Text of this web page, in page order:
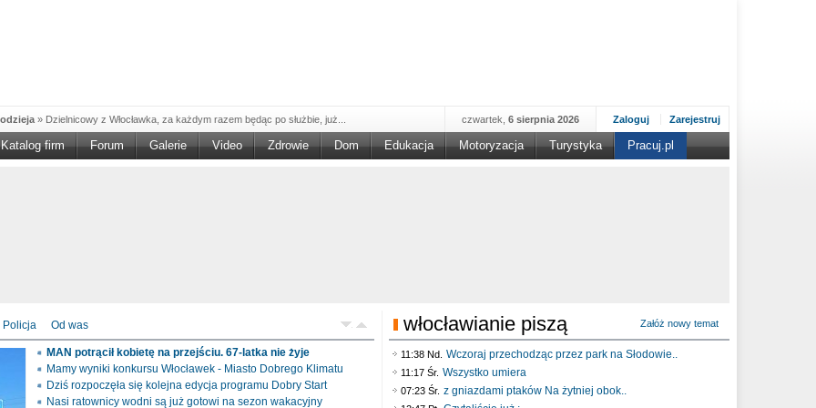
» Dzielnicowy z Włocławka, za każdym razem będąc po służbie, już...
w NGO'»Ruszył nabór w konkursie „Wsparcie Organizacji Wolontariatu w NGO –
» Od czerwca rozpoczął się nowy okres świadczeniowy 800 plus, który
» Policjanci ruchu drogowego przeprowadzili na drogach Włocławka i
Zaloguj Zarejestruj
czwartek, 6 sierpnia 2026
Katalog firm Forum Galerie Video Zdrowie Dom Edukacja Motoryzacja Turystyka Pracuj.pl
Policja Od was
MAN potrącił kobietę na przejściu. 67-latka nie żyje
Mamy wyniki konkursu Włocławek - Miasto Dobrego Klimatu
Dziś rozpoczęła się kolejna edycja programu Dobry Start
Nasi ratownicy wodni są już gotowi na sezon wakacyjny
włocławianie piszą Załóż nowy temat
11:38 Nd. Wczoraj przechodząc przez park na Słodowie..
11:17 Śr. Wszystko umiera
07:23 Śr. z gniazdami ptaków Na żytniej obok..